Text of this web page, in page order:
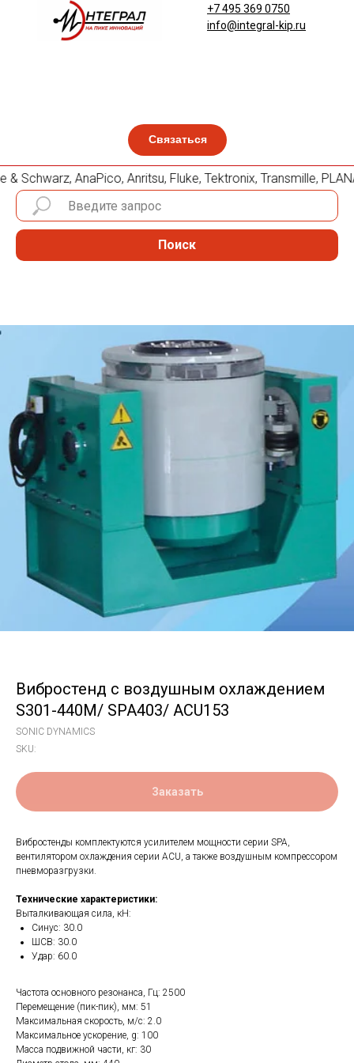
Связаться
+7 495 369 0750
info@integral-kip.ru
AnaPico, Anritsu, Fluke, Tektronix, Transmille,
Поиск
Вибростенд с воздушным охлаждением
S301-440M/ SPA403/ ACU153
SONIC DYNAMICS
SKU:
Заказать
Вибростенды комплектуются усилителем мощности серии SPA,
вентилятором охлаждения серии ACU, а также воздушным компрессором
пневморазгрузки.
Технические характеристики:
Выталкивающая сила, кН:
Синус: 30.0
ШСВ: 30.0
Удар: 60.0
Частота основного резонанса, Гц: 2500
Перемещение (пик-пик), мм: 51
Максимальная скорость, м/с: 2.0
Максимальное ускорение, g: 100
Масса подвижной части, кг: 30